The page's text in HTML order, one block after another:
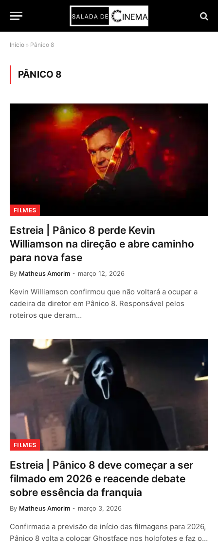
Início » Pânico 8
PÂNICO 8
FILMES
Estreia | Pânico 8 perde Kevin
Williamson na direção e abre caminho
para nova fase
By Matheus Amorim março 12, 2026
Kevin Williamson confirmou que não voltará a ocupar a
cadeira de diretor em Pânico 8. Responsável pelos
roteiros que deram…
FILMES
Estreia | Pânico 8 deve começar a ser
filmado em 2026 e reacende debate
sobre essência da franquia
By Matheus Amorim março 3, 2026
Confirmada a previsão de início das filmagens para 2026,
Pânico 8 volta a colocar Ghostface nos holofotes e faz o…